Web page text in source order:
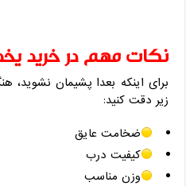
نکات مهم در خرید
برای اینکه بعدا پشیمان نشوید،
زیر دقت کنید:
ضخامت عایق
کیفیت درب
وزن مناسب